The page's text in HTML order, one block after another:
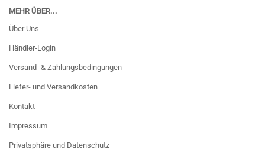
MEHR ÜBER...
Über Uns
Händler-Login
Versand- & Zahlungsbedingungen
Liefer- und Versandkosten
Kontakt
Impressum
Privatsphäre und Datenschutz